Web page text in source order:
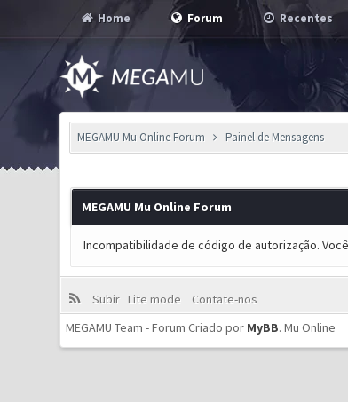
Home Forum Recentes
MEGAMU Mu Online Forum Painel de Mensagens
MEGAMU Mu Online Forum
Incompatibilidade de código de autorização.
Subir Lite mode
Contate-nos
MEGAMU Team - Forum Criado por MyBB.Mu Online